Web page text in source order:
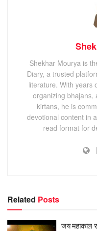
Shekhar Mourya is
Diary, a trusted
literature. With years
organizing bhajans,
kirtans, he is
devotional content in
read format for
Related Posts
जय महाकाल